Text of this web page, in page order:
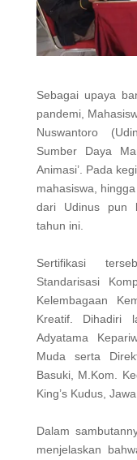
Sebagai upaya
pandemi,
Nuswantoro
Sumber Daya
Animasi’. Pada
mahasiswa,
dari Udinus pun
tahun ini.
Sertifikasi
Standarisasi
Kelembagaan
Kreatif. Dihadiri
Adyatama
Muda serta
Basuki, M.Kom.
King’s Kudus,
Dalam
menjelaskan